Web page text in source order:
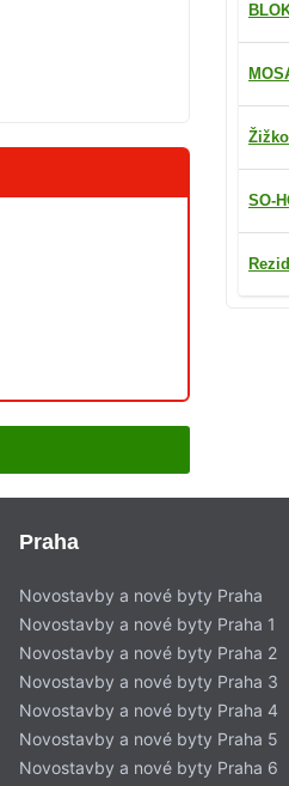
SO-
Praha
Novostavby a nové byty Praha
Novostavby a nové byty Praha 1
Novostavby a nové byty Praha 2
Novostavby a nové byty Praha 3
Novostavby a nové byty Praha 4
Novostavby a nové byty Praha 5
Novostavby a nové byty Praha 6